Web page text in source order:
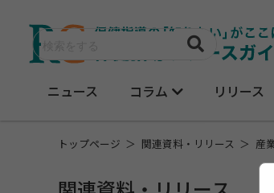
ニュース コラム リリース
トップページ 関連資料・リリース 産